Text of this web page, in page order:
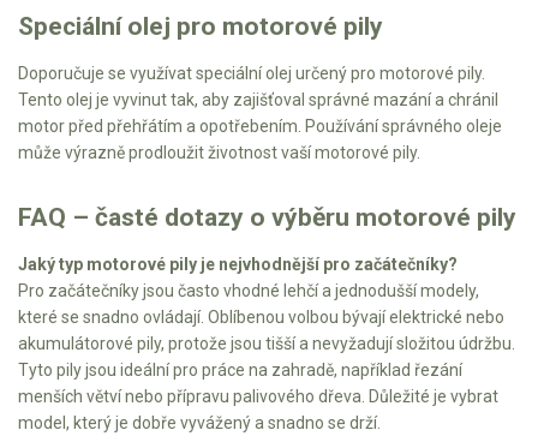
Aku AL-KO
Štípačka na dřevo
VARI
VARI multifunkční nosiče
Sněhové frézy
Vertikutátory
Kultivátory
Speciální olej pro motorové pily
Doporučuje se využívat speciální olej určený pro motorové pily.
Tento olej je vyvinut tak, aby zajišťoval správné mazání a chránil
motor před přehřátím a opotřebením. Používání správného oleje
může výrazně prodloužit životnost vaší motorové pily.
FAQ – časté dotazy o výběru motorové pily
Jaký typ motorové pily je nejvhodnější pro začátečníky?
Pro začátečníky jsou často vhodné lehčí a jednodušší modely,
které se snadno ovládají. Oblíbenou volbou bývají elektrické nebo
akumulátorové pily, protože jsou tišší a nevyžadují složitou údržbu.
Tyto pily jsou ideální pro práce na zahradě, například řezání
menších větví nebo přípravu palivového dřeva. Důležité je vybrat
model, který je dobře vyvážený a snadno se drží.